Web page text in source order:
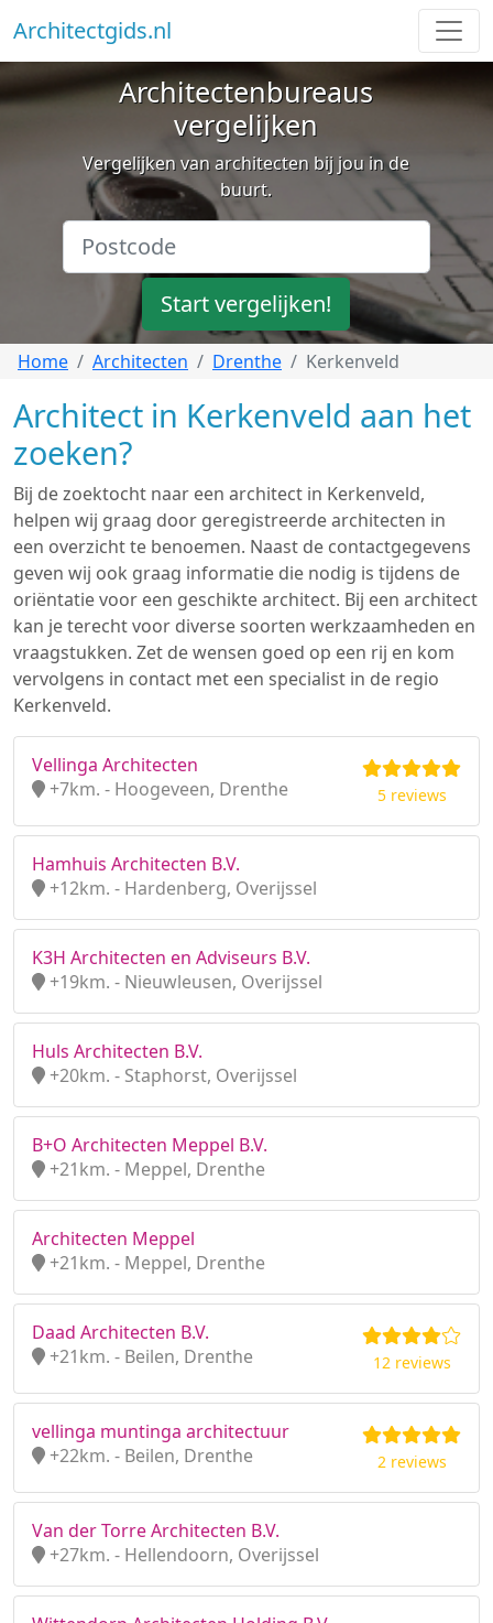
Architectgids.nl
Architectenbureaus
vergelijken
Vergelijken van architecten bij jou in de
buurt.
Start vergelijken!
Home Architecten Drenthe Kerkenveld
Architect in Kerkenveld aan het
zoeken?
Bij de zoektocht naar een architect in Kerkenveld,
helpen wij graag door geregistreerde architecten in
een overzicht te benoemen. Naast de contactgegevens
geven wij ook graag informatie die nodig is tijdens de
oriëntatie voor een geschikte architect. Bij een architect
kan je terecht voor diverse soorten werkzaamheden en
vraagstukken. Zet de wensen goed op een rij en kom
vervolgens in contact met een specialist in de regio
Kerkenveld.
Vellinga Architecten
+7km. - Hoogeveen, Drenthe
5 reviews
Hamhuis Architecten B.V.
+12km. - Hardenberg, Overijssel
K3H Architecten en Adviseurs B.V.
+19km. - Nieuwleusen, Overijssel
Huls Architecten B.V.
+20km. - Staphorst, Overijssel
B+O Architecten Meppel B.V.
+21km. - Meppel, Drenthe
Architecten Meppel
+21km. - Meppel, Drenthe
Daad Architecten B.V.
+21km. - Beilen, Drenthe
12 reviews
vellinga muntinga architectuur
+22km. - Beilen, Drenthe
2 reviews
Van der Torre Architecten B.V.
+27km. - Hellendoorn, Overijssel